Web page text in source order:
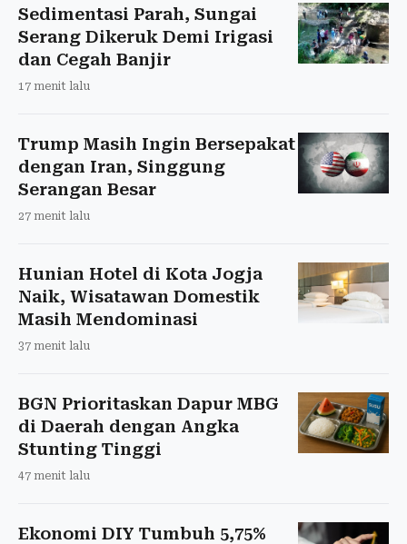
Sedimentasi Parah, Sungai
Serang Dikeruk Demi Irigasi
dan Cegah Banjir
17 menit lalu
Trump Masih Ingin Bersepakat
dengan Iran, Singgung
Serangan Besar
27 menit lalu
Hunian Hotel di Kota Jogja
Naik, Wisatawan Domestik
Masih Mendominasi
37 menit lalu
BGN Prioritaskan Dapur MBG
di Daerah dengan Angka
Stunting Tinggi
47 menit lalu
Ekonomi DIY Tumbuh 5,75%